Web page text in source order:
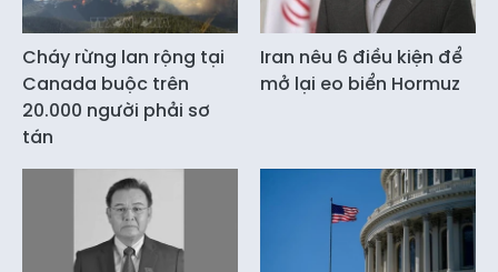
Cháy rừng lan rộng tại
Canada buộc trên
20.000 người phải sơ
tán
Iran nêu 6 điều kiện để
mở lại eo biển Hormuz